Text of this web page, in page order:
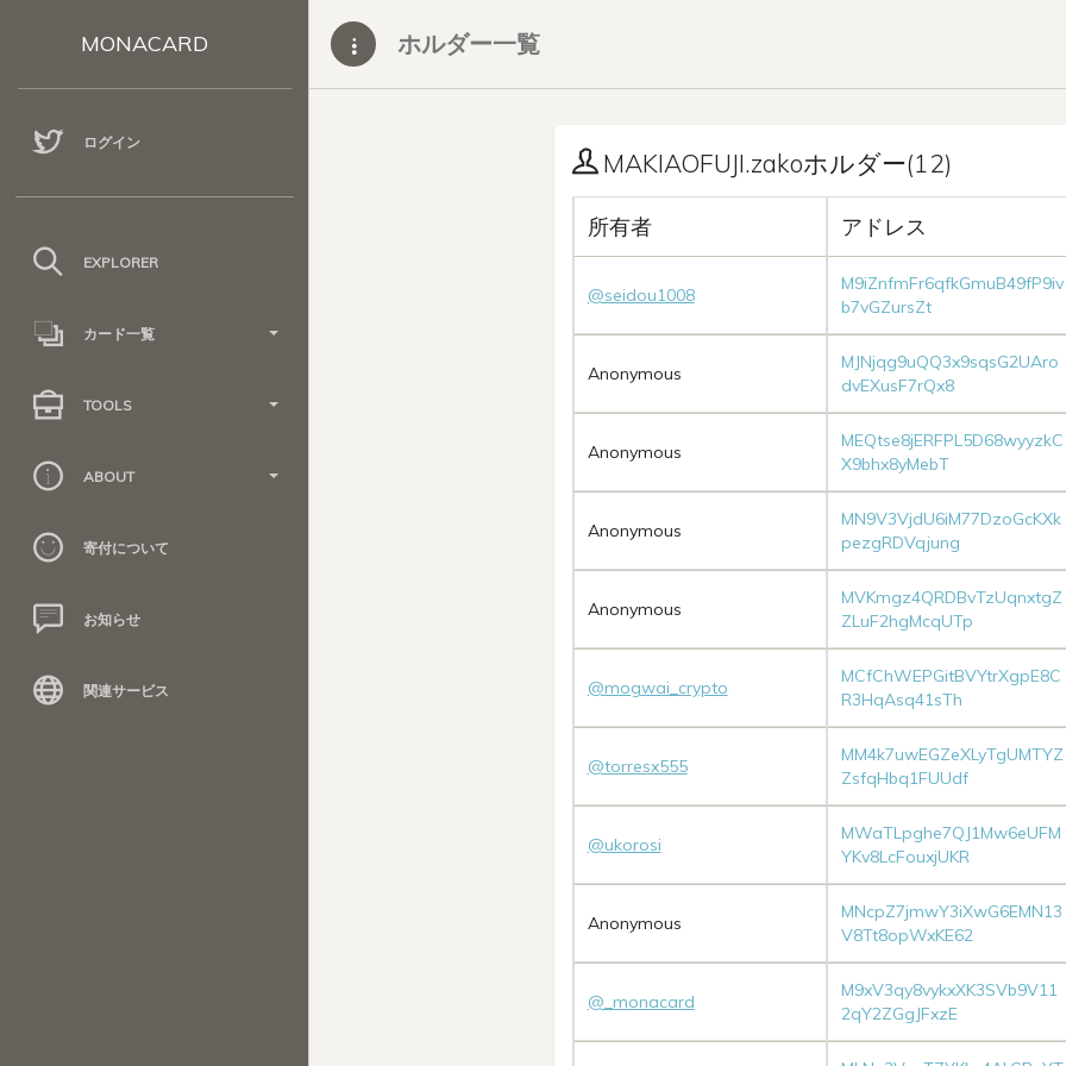
MONACARD
ログイン
EXPLORER
カード一覧
TOOLS
ABOUT
寄付について
お知らせ
関連サービス
ホルダー一覧
MAKIAOFUJI.zakoホルダー(12)
所有者 アドレス
@seidou1008
M9iZnfmFr6qfkGmuB49fP9iv
b7vGZursZt
Anonymous
MJNjqg9uQQ3x9sqsG2UAro
dvEXusF7rQx8
Anonymous
MEQtse8jERFPL5D68wyyzkC
X9bhx8yMebT
Anonymous
MN9V3VjdU6iM77DzoGcKXk
pezgRDVqjung
Anonymous
MVKmgz4QRDBvTzUqnxtgZ
ZLuF2hgMcqUTp
@mogwai_crypto
MCfChWEPGitBVYtrXgpE8C
R3HqAsq41sTh
@torresx555
MM4k7uwEGZeXLyTgUMTYZ
ZsfqHbq1FUUdf
@ukorosi
MWaTLpghe7QJ1Mw6eUFM
YKv8LcFouxjUKR
Anonymous
MNcpZ7jmwY3iXwG6EMN13
V8Tt8opWxKE62
@_monacard
M9xV3qy8vykxXK3SVb9V11
2qY2ZGgJFxzE